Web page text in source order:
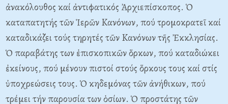
ἀνακόλουθος καί ἀντιφατικός Ἀρχιεπίσκοπος. Ὁ
καταπατητής τῶν Ἱερῶν Kανόνων, πού τρομοκρατεῖ καί
καταδικάζει τούς τηρητές τῶν Kανόνων τῆς Ἐκκλησίας.
Ὁ παραβάτης των ἐπισκοπικῶν ὅρκων, πού καταδιώκει
ἐκείνους, πού μένουν πιστοί στούς ὅρκους τους καί στίς
ὐποχρεώσεις τους. Ὁ κηδεμόνας τῶν ἀνήθικων, πού
τρέμει τήν παρουσία των ὁσίων. Ὁ προστάτης τῶν